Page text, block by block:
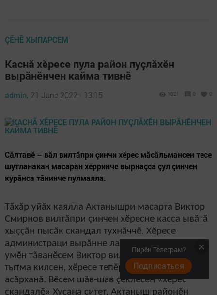
ÇӖНӖ ХЫПАРСЕМ
Каснă хӗресе пула район пуçлăхӗн
вырăнӗнчен кайма тивнӗ
admin, 21 June 2022 - 13:15 1021 0 0
Сăлтавӗ – вăл вилтăпри çинчи хӗрес мăсăльмансен тесе
шутланакан масарăн хӗрринче вырнаçса çул çинчен
курăнса тăнинче пулмалла.
Тăхăр уйăх каялла Актанышри масарта Виктор
Смирнов вилтăпри çинчен хӗресне касса ывăтă
хыççăн пысăк скандал тухнăччӗ. Хӗресе
администраци вырăнне лартнă. Анчах та Çимӗк
умӗн тăванӗсем Виктор вилтăпри çине карта
тытма килсен, хӗресе тепӗр хут касса ывăтнине
асăрханă. Вӗсем шăв-шав çӗклесен «хӗрес
скандалӗ» Хусана çитет. Актаныш районӗн
Пирӗн Телеграм?
Подписаться